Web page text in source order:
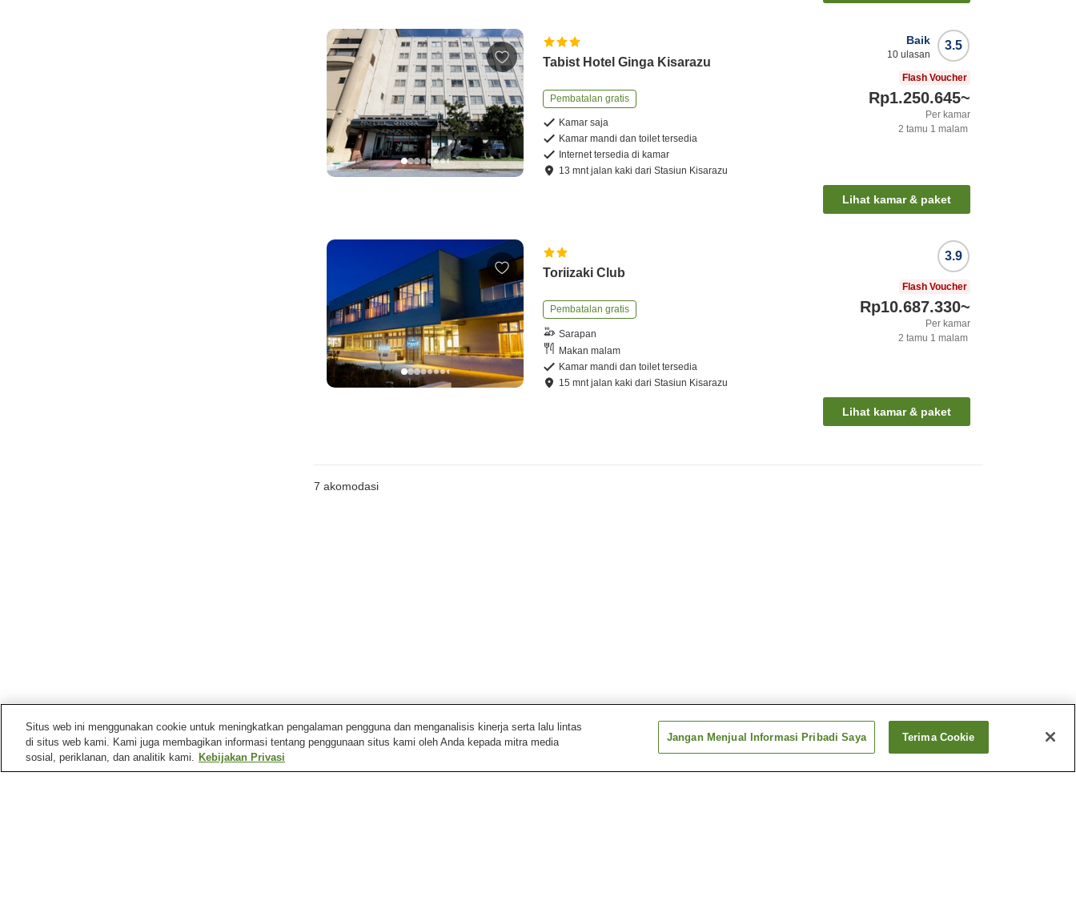
Tabist Hotel Ginga Kisarazu
Pembatalan gratis
Kamar saja
Kamar mandi dan toilet tersedia
Internet tersedia di kamar
13 mntjalan kaki dariStasiun Kisarazu
3.5
Baik
10 ulasan
Flash Voucher
Rp1.250.645~
Per kamar
2 tamu 1 malam
Lihat kamar & paket
Toriizaki Club
Pembatalan gratis
Sarapan
Makan malam
Kamar mandi dan toilet tersedia
15 mntjalan kaki dariStasiun Kisarazu
3.9
Flash Voucher
Rp10.687.330~
Per kamar
2 tamu 1 malam
Lihat kamar & paket
7 akomodasi
Kota Kisarazu
Situs web ini menggunakan cookie untuk meningkatkan pengalaman pengguna dan menganalisis kinerja serta lalu lintas
di situs web kami. Kami juga membagikan informasi tentang penggunaan situs kami oleh Anda kepada mitra media
sosial, periklanan, dan analitik kami. Kebijakan Privasi
Jangan Menjual Informasi Pribadi Saya Terima Cookie